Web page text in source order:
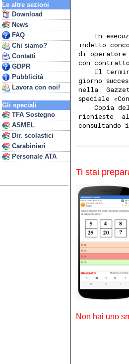
Le altre sezioni
Download
News
FAQ
Chi siamo?
Contatti
GDPR
Pubblicità
Lavora con noi!
Gli speciali
TFA Sostegno
ASMEL
Dir. scolastici
Carabinieri
Personale ATA
In
indetto
di
con
Il
giorno
nella
speciale
Copia
richieste
Ti stai
Non hai uno